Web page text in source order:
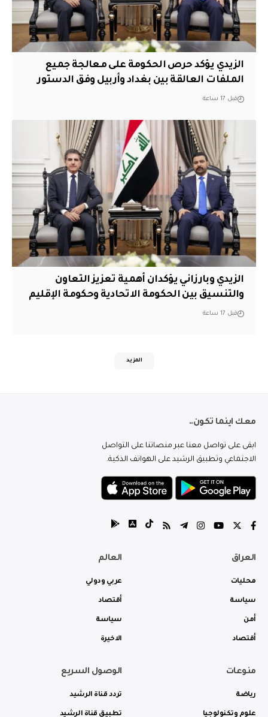
الزيدي يؤكد حرص الحكومة على معالجة جميع
الملفات العالقة بين بغداد وأربيل وفق الدستور
قبل 17 ساعة
الزيدي وبارزاني يؤكدان أهمية تعزيز التعاون
والتنسيق بين الحكومة الاتحادية وحكومة الإقليم
قبل 17 ساعة
المزيد
معك اينما تكون..
ابقى على تواصل معنا عبر منصاتنا على التواصل
الاجتماعي وتطبيق الرشيد على الهواتف الذكية.
العراق
محليات
سياسة
أمن
أقتصاد
العالم
عربي ودولي
أقتصاد
سياسة
الاخيرة
منوعات
رياضة
علوم وتكنولوجيا
الوصول السريع
تردد قناة الرشيد
تطبيق قناة الرشيد